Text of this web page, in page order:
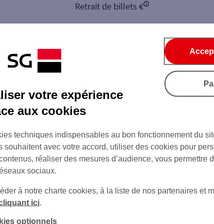
Retrait de billets €
votre expérience
aux cookies
techniques indispensables au bon fonctionnement du
souhaitent avec votre accord, utiliser des cookies pour
réaliser des mesures d’audience, vous permettre
sociaux.
à notre charte cookies, à la liste de nos partenaires et
ici
optionnels